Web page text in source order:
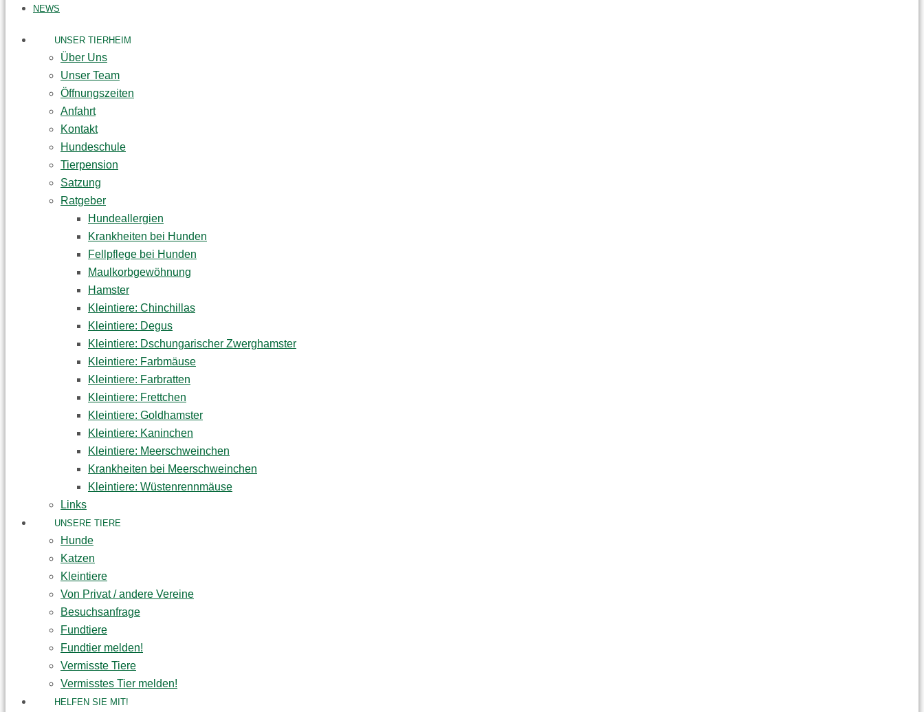
NEWS
UNSER TIERHEIM
Über Uns
Unser Team
Öffnungszeiten
Anfahrt
Kontakt
Hundeschule
Tierpension
Satzung
Ratgeber
Hundeallergien
Krankheiten bei Hunden
Fellpflege bei Hunden
Maulkorbgewöhnung
Hamster
Kleintiere: Chinchillas
Kleintiere: Degus
Kleintiere: Dschungarischer Zwerghamster
Kleintiere: Farbmäuse
Kleintiere: Farbratten
Kleintiere: Frettchen
Kleintiere: Goldhamster
Kleintiere: Kaninchen
Kleintiere: Meerschweinchen
Krankheiten bei Meerschweinchen
Kleintiere: Wüstenrennmäuse
Links
UNSERE TIERE
Hunde
Katzen
Kleintiere
Von Privat / andere Vereine
Besuchsanfrage
Fundtiere
Fundtier melden!
Vermisste Tiere
Vermisstes Tier melden!
HELFEN SIE MIT!